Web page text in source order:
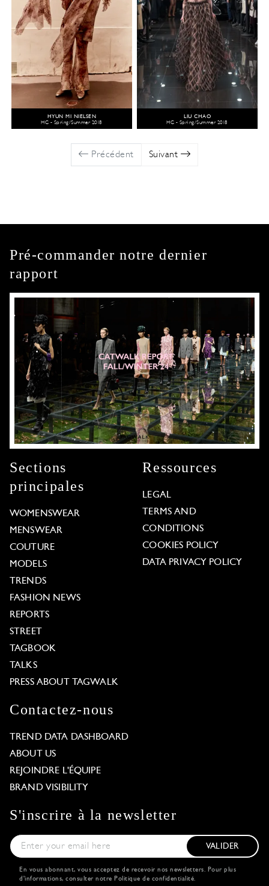
HYUN MI NIELSEN
HC - Spring/Summer 2018
LIU CHAO
HC - Spring/Summer 2018
Précédent Suivant
Pré-commander notre dernier
rapport
Sections
principales
WOMENSWEAR
MENSWEAR
COUTURE
MODELS
TRENDS
FASHION NEWS
REPORTS
STREET
TAGBOOK
TALKS
PRESS ABOUT TAGWALK
Ressources
LEGAL
TERMS AND
CONDITIONS
COOKIES POLICY
DATA PRIVACY POLICY
Contactez-nous
TREND DATA DASHBOARD
ABOUT US
REJOINDRE L'ÉQUIPE
BRAND VISIBILITY
S'inscrire à la newsletter
VALIDER
En vous abonnant, vous acceptez de recevoir nos newsletters. Pour plus
d'informations, consulter notre Politique de confidentialité.